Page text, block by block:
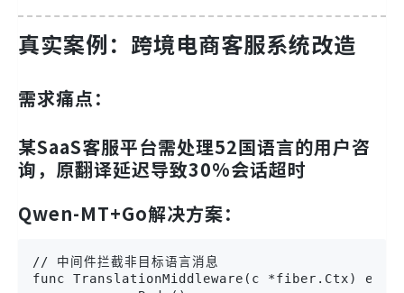
真实案例：跨境电商客服系统改造
需求痛点：
某SaaS客服平台需处理52国语言的用户咨
询，原翻译延迟导致30%会话超时
Qwen-MT+Go解决方案：
// 中间件拦截非目标语言消息
func TranslationMiddleware(c *fiber.Ctx)